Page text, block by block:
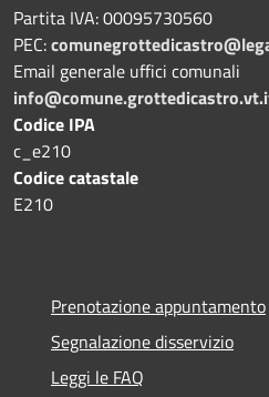
Partita IVA: 00095730560
PEC:
Email generale uffici comunali
Codice IPA
c_e210
Codice catastale
E210
Prenotazione appuntamento
Segnalazione disservizio
Leggi le FAQ